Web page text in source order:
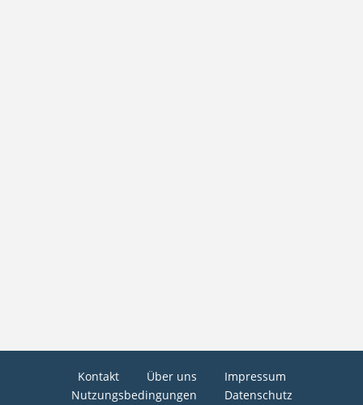
Kontakt Über uns
Impressum
Nutzungsbedingungen
Datenschutz